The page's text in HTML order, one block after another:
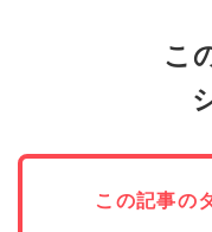
こ
この記事の